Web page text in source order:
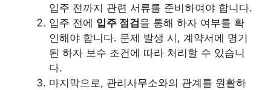
입주 전까지 관련 서류를 준비하여야 합니다.
입주 전에 입주 점검 을 통해 하자 여부를 확
인해야 합니다. 문제 발생 시, 계약서에 명기
된 하자 보수 조건에 따라 처리할 수 있습니
다.
마지막으로, 관리사무소와의 관계를 원활하